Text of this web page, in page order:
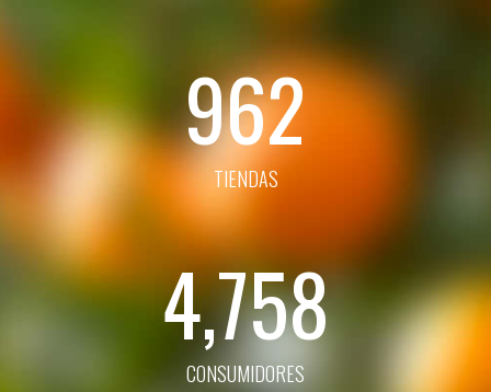
962
TIENDAS
4,758
CONSUMIDORES